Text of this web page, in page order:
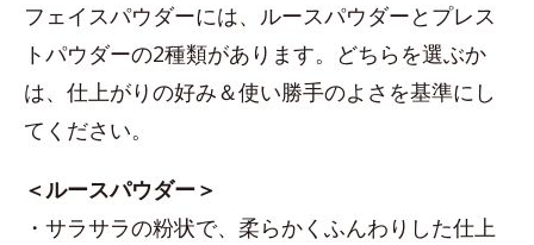
フェイスパウダーには、ルースパウダーとプレス
トパウダーの2種類があります。どちらを選ぶか
は、仕上がりの好み＆使い勝手のよさを基準にし
てください。
＜ルースパウダー＞
・サラサラの粉状で、柔らかくふんわりした仕上